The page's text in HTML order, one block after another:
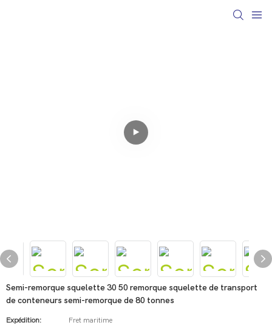
Semi-remorque squelette 30 50 remorque squelette de transport
de conteneurs semi-remorque de 80 tonnes
Expédition: Fret maritime